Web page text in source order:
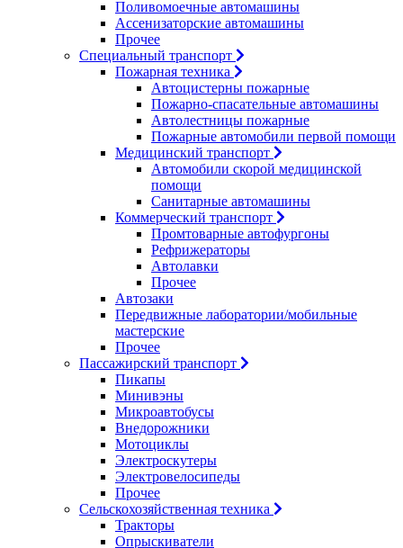
Поливомоечные автомашины
Ассенизаторские автомашины
Прочее
Специальный транспорт
Пожарная техника
Автоцистерны пожарные
Пожарно-спасательные автомашины
Автолестницы пожарные
Пожарные автомобили первой помощи
Медицинский транспорт
Автомобили скорой медицинской
помощи
Санитарные автомашины
Коммерческий транспорт
Промтоварные автофургоны
Рефрижераторы
Автолавки
Прочее
Автозаки
Передвижные лаборатории/мобильные
мастерские
Прочее
Пассажирский транспорт
Пикапы
Минивэны
Микроавтобусы
Внедорожники
Мотоциклы
Электроскутеры
Электровелосипеды
Прочее
Сельскохозяйственная техника
Тракторы
Опрыскиватели